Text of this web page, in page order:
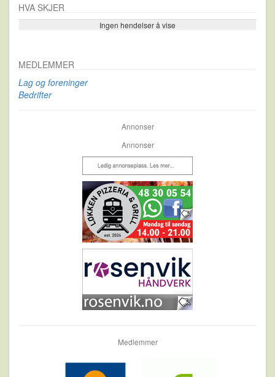
HVA SKJER
Ingen hendelser å vise
Se flere…
MEDLEMMER
Lag og foreninger
Bedrifter
Annonser
Annonser
Medlemmer